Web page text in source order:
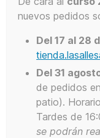
Tienda
Santander
nuevos pedidos
Del 17 al 28
Del 31
de pedidos
patio).
Tardes de
se podrán